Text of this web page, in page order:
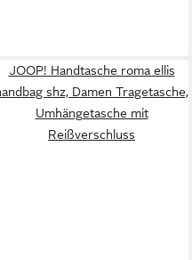
JOOP! Handtasche roma ellis
shz, Damen Tragetasche,
Umhängetasche mit
Reißverschluss